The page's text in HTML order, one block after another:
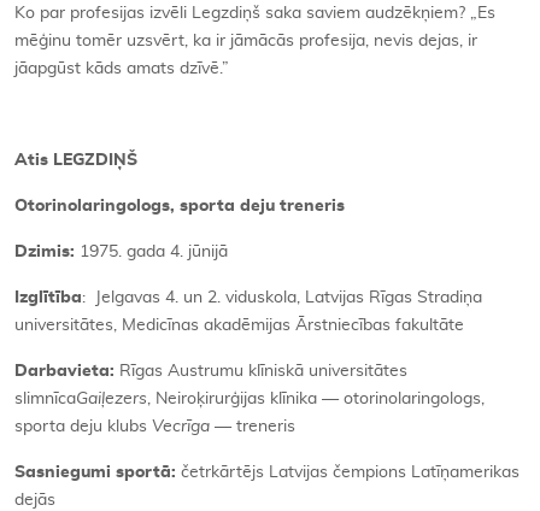
Ko par profesijas izvēli Legzdiņš saka saviem audzēkņiem? „Es
mēģinu tomēr uzsvērt, ka ir jāmācās profesija, nevis dejas, ir
jāapgūst kāds amats dzīvē.”
Atis LEGZDIŅŠ
Otorinolaringologs, sporta deju treneris
Dzimis: 1975. gada 4. jūnijā
Izglītība: Jelgavas 4. un 2. viduskola, Latvijas Rīgas Stradiņa
universitātes, Medicīnas akadēmijas Ārstniecības fakultāte
Darbavieta: Rīgas Austrumu klīniskā universitātes
slimnīcaGaiļezers, Neiroķirurģijas klīnika — otorinolaringologs,
sporta deju klubs Vecrīga — treneris
Sasniegumi sportā: četrkārtējs Latvijas čempions Latīņamerikas
dejās